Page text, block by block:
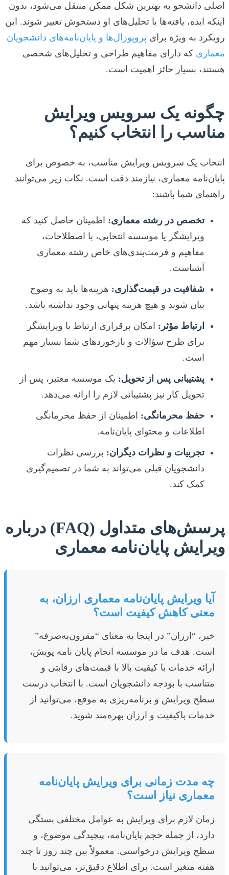
اصلی دانشجو به بهترین شکل ممکن منتقل می‌شود، بدون
اینکه ایده، یافته‌ها یا تحلیل‌های او دستخوش تغییر شوند. این
رویکرد به ویژه برای پروپوزال‌ها و پایان‌نامه‌های دانشجویان
معماری که دارای مفاهیم طراحی و تحلیل‌های شخصی
هستند، بسیار حائز اهمیت است.
چگونه یک سرویس ویرایش
مناسب را انتخاب کنیم؟
انتخاب یک سرویس ویرایش مناسب، به خصوص برای
پایان‌نامه معماری، نیازمند دقت است. نکات زیر می‌توانند
راهنمای شما باشند:
تخصص در رشته معماری: اطمینان حاصل کنید که
ویرایشگر یا موسسه انتخابی، با اصطلاحات،
مفاهیم و فرمت‌بندی‌های خاص رشته معماری
آشناست.
شفافیت در قیمت‌گذاری: هزینه‌ها باید به وضوح
بیان شوند و هیچ هزینه پنهانی وجود نداشته باشد.
ارتباط مؤثر: امکان برقراری ارتباط با ویرایشگر
برای طرح سؤالات و بازخوردهای شما بسیار مهم
است.
پشتیبانی پس از تحویل: یک موسسه معتبر، پس از
تحویل کار نیز پشتیبانی لازم را ارائه می‌دهد.
حفظ محرمانگی: اطمینان از حفظ محرمانگی
اطلاعات و محتوای پایان‌نامه.
تجربیات و نظرات دیگران: بررسی نظرات
دانشجویان قبلی می‌تواند به شما در تصمیم‌گیری
کمک کند.
پرسش‌های متداول (FAQ) درباره
ویرایش پایان‌نامه معماری
آیا ویرایش پایان‌نامه معماری ارزان، به
معنی کاهش کیفیت است؟
خیر، “ارزان” در اینجا به معنای “مقرون‌به‌صرفه”
است. هدف ما در موسسه انجام پایان نامه پویش،
ارائه خدمات با کیفیت بالا با قیمت‌های رقابتی و
متناسب با بودجه دانشجویان است. با انتخاب درست
سطح ویرایش و برنامه‌ریزی به موقع، می‌توانید از
خدمات باکیفیت و ارزان بهره‌مند شوید.
چه مدت زمانی برای ویرایش پایان‌نامه
معماری نیاز است؟
زمان لازم برای ویرایش به عوامل مختلفی بستگی
دارد، از جمله حجم پایان‌نامه، پیچیدگی موضوع، و
سطح ویرایش درخواستی. معمولاً بین چند روز تا چند
هفته متغیر است. برای اطلاع دقیق‌تر، می‌توانید با